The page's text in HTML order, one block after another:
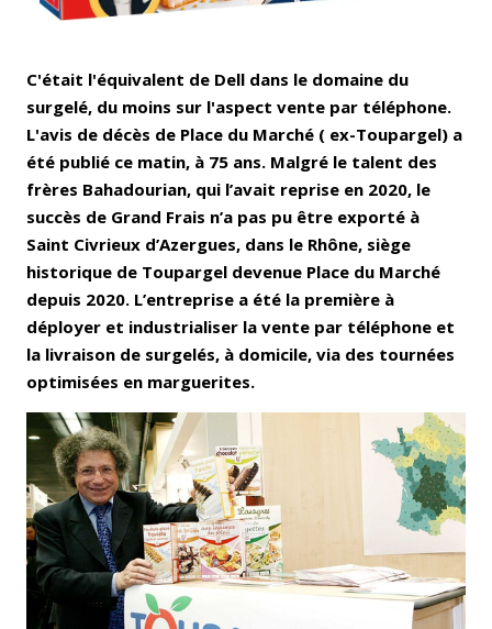
C'était l'équivalent de Dell dans le domaine du
surgelé, du moins sur l'aspect vente par téléphone.
L'avis de décès de Place du Marché ( ex-Toupargel) a
été publié ce matin, à 75 ans. Malgré le talent des
frères Bahadourian, qui l’avait reprise en 2020, le
succès de Grand Frais n’a pas pu être exporté à
Saint Civrieux d’Azergues, dans le Rhône, siège
historique de Toupargel devenue Place du Marché
depuis 2020. L’entreprise a été la première à
déployer et industrialiser la vente par téléphone et
la livraison de surgelés, à domicile, via des tournées
optimisées en marguerites.